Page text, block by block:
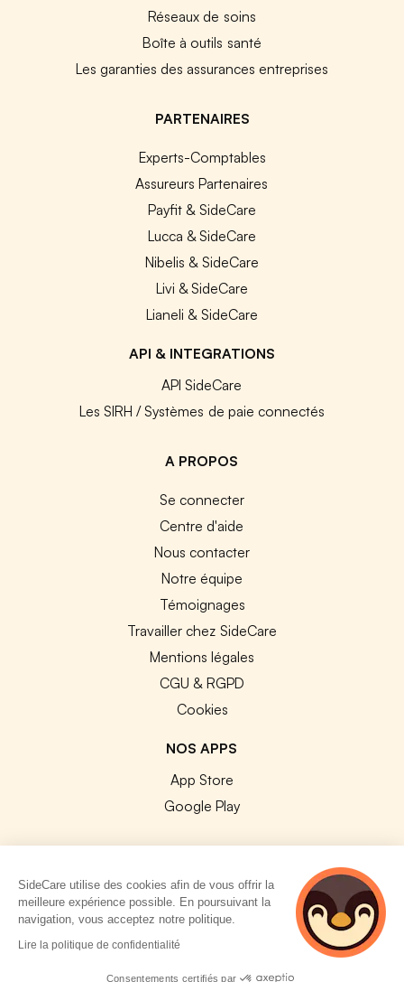
Réseaux de soins
Boîte à outils santé
Les garanties des assurances entreprises
PARTENAIRES
Experts-Comptables
Assureurs Partenaires
Payfit & SideCare
Lucca & SideCare
Nibelis & SideCare
Livi & SideCare
Lianeli & SideCare
API & INTEGRATIONS
API SideCare
Les SIRH / Systèmes de paie connectés
A PROPOS
Se connecter
Centre d'aide
Nous contacter
Notre équipe
Témoignages
Travailler chez SideCare
Mentions légales
CGU & RGPD
Cookies
NOS APPS
App Store
Google Play
© 2026 SideCare. Tous droits réservés.
SideCare utilise des cookies afin de vous offrir la
meilleure expérience possible. En poursuivant la
navigation, vous acceptez notre politique.
Lire la politique de confidentialité
Consentements certifiés par
4 personnes
consultent
actuellement cette